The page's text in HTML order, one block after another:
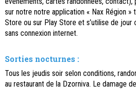
sur notre notre application « Nax Région »
Store ou sur Play Store et s’utilise de jour
sans connexion internet.
Sorties nocturnes :
Tous les jeudis soir selon conditions,
au restaurant de la Dzorniva. Le damage